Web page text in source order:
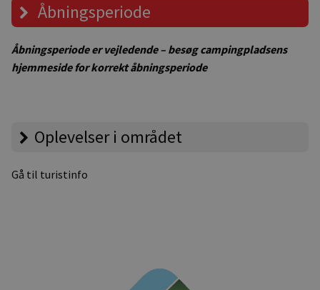
Åbningsperiode
Åbningsperiode er vejledende – besøg campingpladsens
hjemmeside for korrekt åbningsperiode
Oplevelser i området
Gå til turistinfo